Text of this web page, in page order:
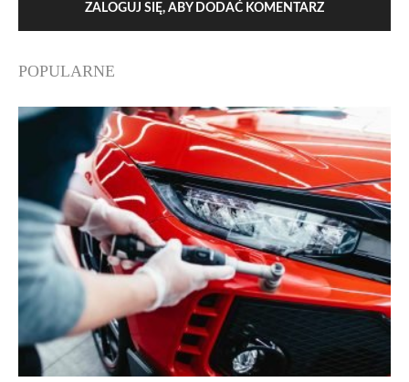
ZALOGUJ SIĘ, ABY DODAĆ KOMENTARZ
POPULARNE